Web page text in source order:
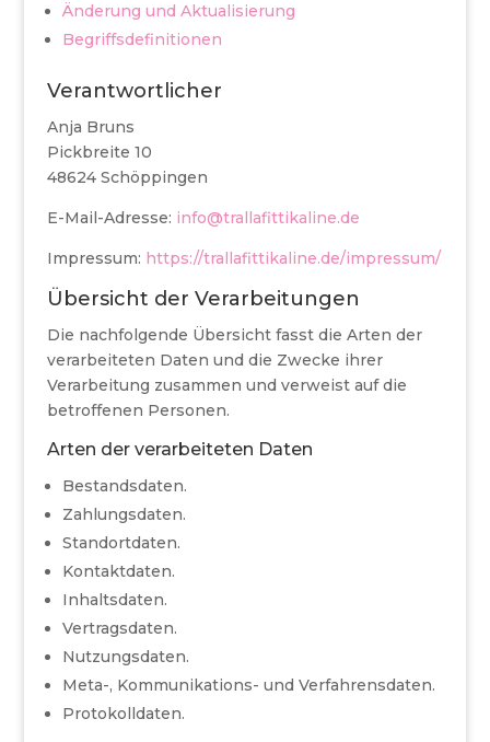
Änderung und Aktualisierung
Begriffsdefinitionen
Verantwortlicher
Anja Bruns
Pickbreite 10
48624 Schöppingen
E-Mail-Adresse: info@trallafittikaline.de
Impressum: https://trallafittikaline.de/impressum/
Übersicht der Verarbeitungen
Die nachfolgende Übersicht fasst die Arten der
verarbeiteten Daten und die Zwecke ihrer
Verarbeitung zusammen und verweist auf die
betroffenen Personen.
Arten der verarbeiteten Daten
Bestandsdaten.
Zahlungsdaten.
Standortdaten.
Kontaktdaten.
Inhaltsdaten.
Vertragsdaten.
Nutzungsdaten.
Meta-, Kommunikations- und Verfahrensdaten.
Protokolldaten.